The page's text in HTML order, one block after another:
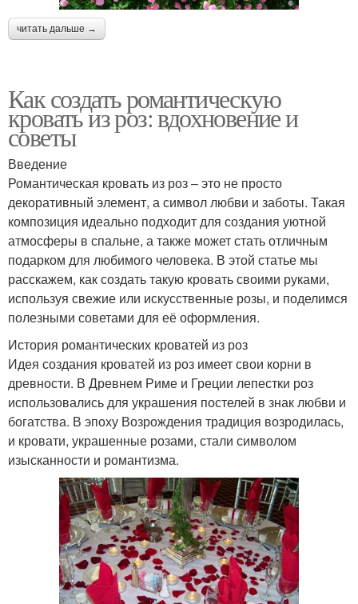
читать дальше →
Как создать романтическую
кровать из роз: вдохновение и
советы
Введение
Романтическая кровать из роз – это не просто
декоративный элемент, а символ любви и заботы. Такая
композиция идеально подходит для создания уютной
атмосферы в спальне, а также может стать отличным
подарком для любимого человека. В этой статье мы
расскажем, как создать такую кровать своими руками,
используя свежие или искусственные розы, и поделимся
полезными советами для её оформления.
История романтических кроватей из роз
Идея создания кроватей из роз имеет свои корни в
древности. В Древнем Риме и Греции лепестки роз
использовались для украшения постелей в знак любви и
богатства. В эпоху Возрождения традиция возродилась,
и кровати, украшенные розами, стали символом
изысканности и романтизма.